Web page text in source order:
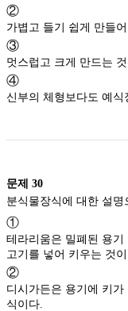
②
가볍고 들기 쉽게 만들어
③
멋스럽고 크게 만드는 것
④
신부의 체형보다도 예식
문제 30
①
테라리움은 밀폐된 용
고기를 넣어 키우는 것이
②
디시가든은 용기에 키
식이다.